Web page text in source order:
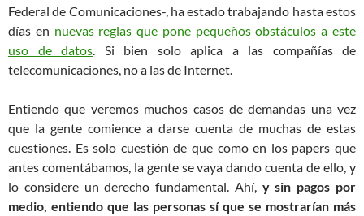
Federal de Comunicaciones-, ha estado trabajando hasta estos
días en nuevas reglas que pone pequeños obstáculos a este
uso de datos . Si bien solo aplica a las compañías de
telecomunicaciones, no a las de Internet.
Entiendo que veremos muchos casos de demandas una vez
que la gente comience a darse cuenta de muchas de estas
cuestiones. Es solo cuestión de que como en los papers que
antes comentábamos, la gente se vaya dando cuenta de ello, y
lo considere un derecho fundamental. Ahí, y sin pagos por
medio, entiendo que las personas sí que se mostrarían más